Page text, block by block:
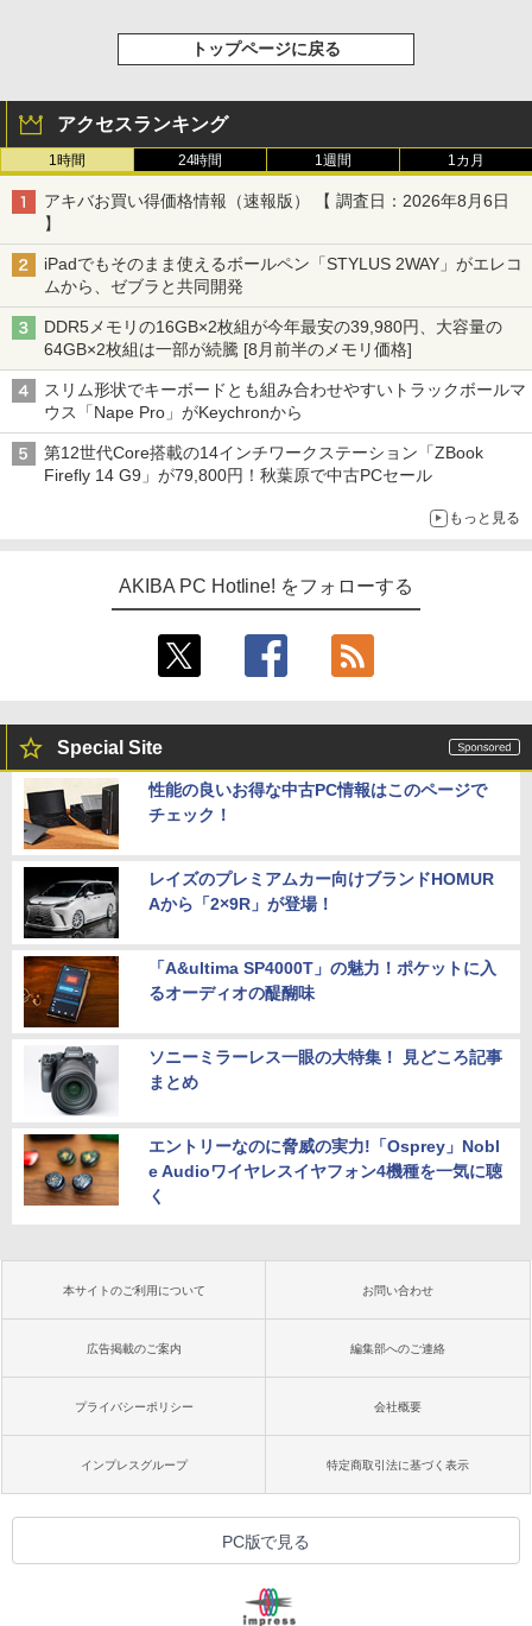
トップページに戻る
アクセスランキング
1時間 24時間 1週間 1カ月
アキバお買い得価格情報（速報版） 【 調査日：2026年8月6日
】
iPadでもそのまま使えるボールペン「STYLUS 2WAY」がエレコ
ムから、ゼブラと共同開発
DDR5メモリの16GB×2枚組が今年最安の39,980円、大容量の
64GB×2枚組は一部が続騰 [8月前半のメモリ価格]
スリム形状でキーボードとも組み合わせやすいトラックボールマ
ウス「Nape Pro」がKeychronから
第12世代Core搭載の14インチワークステーション「ZBook
Firefly 14 G9」が79,800円！秋葉原で中古PCセール
もっと見る
AKIBA PC Hotline! をフォローする
Special Site
性能の良いお得な中古PC情報はこのページで
チェック！
レイズのプレミアムカー向けブランドHOMUR
Aから「2×9R」が登場！
「A&ultima SP4000T」の魅力！ポケットに入
るオーディオの醍醐味
ソニーミラーレス一眼の大特集！ 見どころ記事
まとめ
エントリーなのに脅威の実力!「Osprey」Nobl
e Audioワイヤレスイヤフォン4機種を一気に聴
く
本サイトのご利用について お問い合わせ
広告掲載のご案内 編集部へのご連絡
プライバシーポリシー 会社概要
インプレスグループ 特定商取引法に基づく表示
PC版で見る